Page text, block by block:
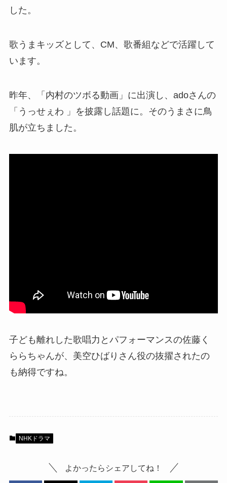
した。
歌うまキッズとして、CM、歌番組などで活躍して
います。
昨年、「内村のツボる動画」に出演し、adoさんの
「うっせぇわ 」を披露し話題に。そのうまさに鳥
肌が立ちました。
子ども離れした歌唱力とパフォーマンスの佐藤く
ららちゃんが、美空ひばりさん役の抜擢されたの
も納得ですね。
NHKドラマ
よかったらシェアしてね！